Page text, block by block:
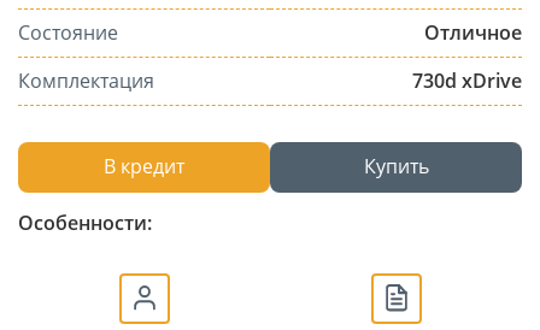
Состояние
Отличное
Комплектация
730d xDrive
В кредит Купить
Особенности: